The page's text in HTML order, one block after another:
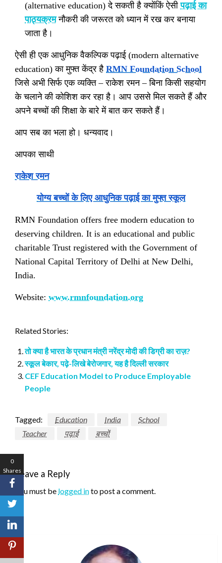
(alternative education)दे सकती है क्योंकिं ऐसीपढ़ाई का
पाठ्यक्रमनौकरी की जरूरत को ध्यान में रख कर बनाया
जाता है।
ऐसी ही एक आधुनिक वैकल्पिक पढ़ाई (modern alternative
education)का मुफ्त केंद्र है RMN Foundation School
जिसे अभी सिर्फ एक व्यक्ति–राकेश रमन–बिना किसी सहयोग
के चलाने की कोशिश कर रहा है। आप उससे मिल सकते हैं और
अपने बच्चों की शिक्षा के बारे में बात कर सकते हैं।
आप सब का भला हो। धन्यवाद।
आपका साथी
राकेश रमन
योग्य बच्चों के लिए आधुनिक पढ़ाई का मुफ्त स्कूल
RMN Foundation offers free modern education to
deserving children. It is an educational and public
charitable Trust registered with the Government of
National Capital Territory of Delhi at New Delhi,
India.
Website: www.rmnfoundation.org
Related Stories:
तो क्या है भारत के प्रधान मंत्री नरेंद्र मोदी की डिग्री का राज़?
स्कूल बेकार, पढ़े-लिखे बेरोजगार, यह है दिल्ली सरकार
CEF Education Model to Produce Employable
People
Tagged: Education India
School
Teacher
पढ़ाई बच्चों
Leave a Reply
You must be logged into post a comment.
0
Shares